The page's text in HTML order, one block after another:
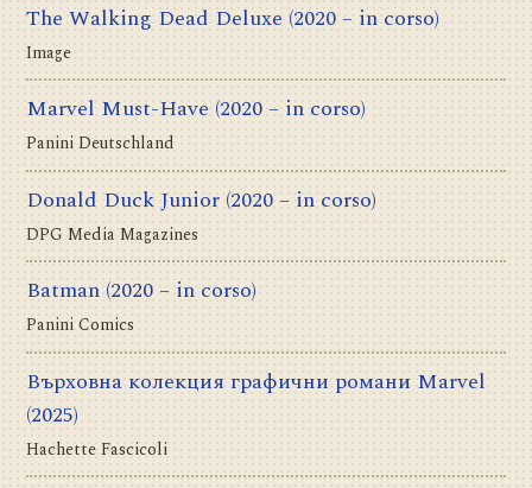
The Walking Dead Deluxe (2020 – in corso)
Image
Marvel Must-Have (2020 – in corso)
Panini Deutschland
Donald Duck Junior (2020 – in corso)
DPG Media Magazines
Batman (2020 – in corso)
Panini Comics
Върховна колекция графични романи Marvel
(2025)
Hachette Fascicoli